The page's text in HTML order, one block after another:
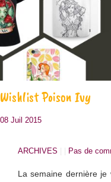
Wishlist Poison Ivy
08 Juil 2015
ARCHIVES Pas de
La semaine dernière je